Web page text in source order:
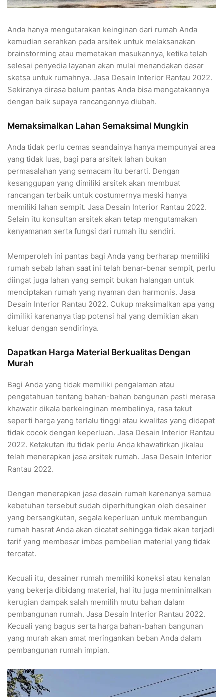
Anda hanya mengutarakan keinginan dari rumah Anda
kemudian serahkan pada arsitek untuk melaksanakan
brainstorming atau memetakan masukannya, ketika telah
selesai penyedia layanan akan mulai menandakan dasar
sketsa untuk rumahnya. Jasa Desain Interior Rantau 2022.
Sekiranya dirasa belum pantas Anda bisa mengatakannya
dengan baik supaya rancangannya diubah.
Memaksimalkan Lahan Semaksimal Mungkin
Anda tidak perlu cemas seandainya hanya mempunyai area
yang tidak luas, bagi para arsitek lahan bukan
permasalahan yang semacam itu berarti. Dengan
kesanggupan yang dimiliki arsitek akan membuat
rancangan terbaik untuk costumernya meski hanya
memiliki lahan sempit. Jasa Desain Interior Rantau 2022.
Selain itu konsultan arsitek akan tetap mengutamakan
kenyamanan serta fungsi dari rumah itu sendiri.
Memperoleh ini pantas bagi Anda yang berharap memiliki
rumah sebab lahan saat ini telah benar-benar sempit, perlu
diingat juga lahan yang sempit bukan halangan untuk
menciptakan rumah yang nyaman dan harmonis. Jasa
Desain Interior Rantau 2022. Cukup maksimalkan apa yang
dimiliki karenanya tiap potensi hal yang demikian akan
keluar dengan sendirinya.
Dapatkan Harga Material Berkualitas Dengan
Murah
Bagi Anda yang tidak memiliki pengalaman atau
pengetahuan tentang bahan-bahan bangunan pasti merasa
khawatir dikala berkeinginan membelinya, rasa takut
seperti harga yang terlalu tinggi atau kwalitas yang didapat
tidak cocok dengan keperluan. Jasa Desain Interior Rantau
2022. Ketakutan itu tidak perlu Anda khawatirkan jikalau
telah menerapkan jasa arsitek rumah. Jasa Desain Interior
Rantau 2022.
Dengan menerapkan jasa desain rumah karenanya semua
kebetuhan tersebut sudah diperhitungkan oleh desainer
yang bersangkutan, segala keperluan untuk membangun
rumah hasrat Anda akan dicatat sehingga tidak akan terjadi
tarif yang membesar imbas pembelian material yang tidak
tercatat.
Kecuali itu, desainer rumah memiliki koneksi atau kenalan
yang bekerja dibidang material, hal itu juga meminimalkan
kerugian dampak salah memilih mutu bahan dalam
pembangunan rumah. Jasa Desain Interior Rantau 2022.
Kecuali yang bagus serta harga bahan-bahan bangunan
yang murah akan amat meringankan beban Anda dalam
pembangunan rumah impian.